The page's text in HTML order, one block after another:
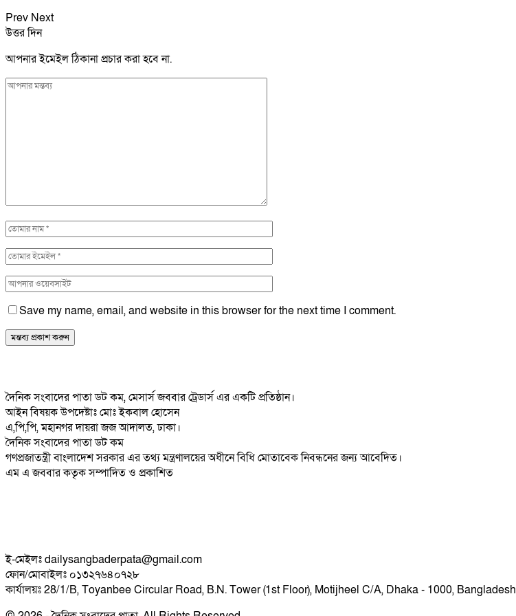
Prev Next
উত্তর দিন
আপনার ইমেইল ঠিকানা প্রচার করা হবে না.
Save my name, email, and website in this browser for the next time I comment.
দৈনিক সংবাদের পাতা ডট কম, মেসার্স জববার ট্রেডার্স এর একটি প্রতিষ্ঠান।
আইন বিষয়ক উপদেষ্টাঃ মোঃ ইকবাল হোসেন
এ,পি,পি, মহানগর দায়রা জজ আদালত, ঢাকা।
দৈনিক সংবাদের পাতা ডট কম
গণপ্রজাতন্ত্রী বাংলাদেশ সরকার এর তথ্য মন্ত্রণালয়ের অধীনে বিধি মোতাবেক নিবন্ধনের জন্য আবেদিত।
এম এ জববার কতৃক সম্পাদিত ও প্রকাশিত
ই-মেইলঃ dailysangbaderpata@gmail.com
ফোন/মোবাইলঃ ০১৩২৭৬৪০৭২৮
কার্যালয়ঃ 28/1/B, Toyanbee Circular Road, B.N. Tower (1st Floor), Motijheel C/A, Dhaka - 1000, Bangladesh